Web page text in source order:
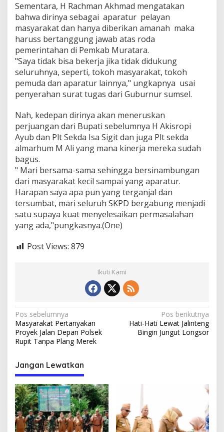
Sementara, H Rachman Akhmad mengatakan
bahwa dirinya sebagai aparatur pelayan
masyarakat dan hanya diberikan amanah maka
haruss bertanggung jawab atas roda
pemerintahan di Pemkab Muratara.
"Saya tidak bisa bekerja jika tidak didukung
seluruhnya, seperti, tokoh masyarakat, tokoh
pemuda dan aparatur lainnya," ungkapnya usai
penyerahan surat tugas dari Guburnur sumsel.
Nah, kedepan dirinya akan meneruskan
perjuangan dari Bupati sebelumnya H Akisropi
Ayub dan Plt Sekda Isa Sigit dan juga Plt sekda
almarhum M Ali yang mana kinerja mereka sudah
bagus.
" Mari bersama-sama sehingga bersinambungan
dari masyarakat kecil sampai yang aparatur.
Harapan saya apa pun yang terganjal dan
tersumbat, mari seluruh SKPD bergabung menjadi
satu supaya kuat menyelesaikan permasalahan
yang ada,"pungkasnya.(One)
Post Views: 879
Ikuti Kami
N
a
v
i
g
a
s
i
p
Pos sebelumnya
Masyarakat Pertanyakan
Proyek Jalan Depan Polsek
Rupit Tanpa Plang Merek
Pos berikutnya
Hati-Hati Lewat Jalinteng
Bingin Jungut Longsor
Jangan Lewatkan